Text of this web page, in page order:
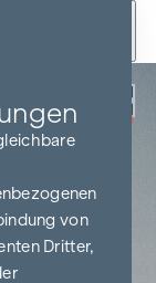
BIS BAUBEGINN
von
Dritter,